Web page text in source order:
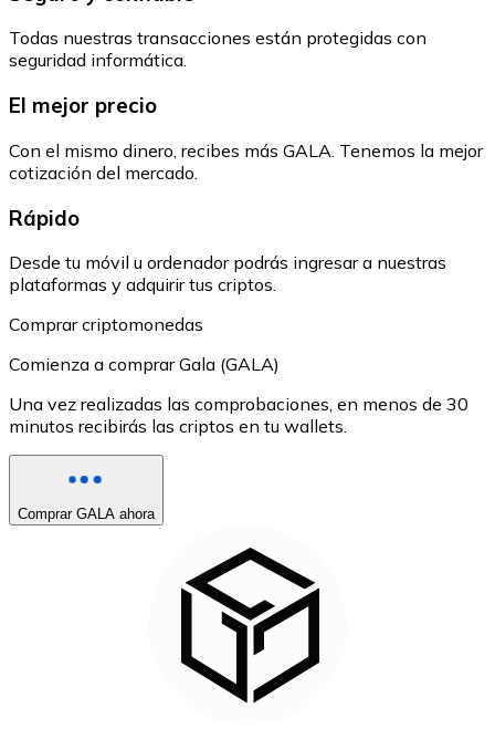
Todas nuestras transacciones están protegidas con
seguridad informática.
El mejor precio
Con el mismo dinero, recibes más GALA. Tenemos la mejor
cotización del mercado.
Rápido
Desde tu móvil u ordenador podrás ingresar a nuestras
plataformas y adquirir tus criptos.
Comprar criptomonedas
Comienza a comprar Gala (GALA)
Una vez realizadas las comprobaciones, en menos de 30
minutos recibirás las criptos en tu wallets.
Comprar GALA ahora